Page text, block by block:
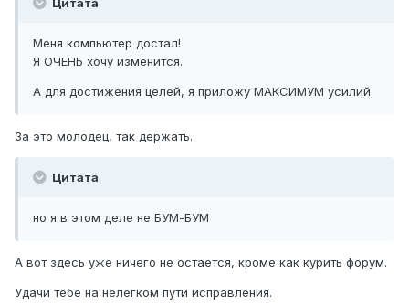
Меня компьютер достал!
Я ОЧЕНЬ хочу изменится.
А для достижения целей, я приложу МАКСИМУМ усилий.
За это молодец, так держать.
Цитата
но я в этом деле не БУМ-БУМ
А вот здесь уже ничего не остается, кроме как курить форум.
Удачи тебе на нелегком пути исправления.